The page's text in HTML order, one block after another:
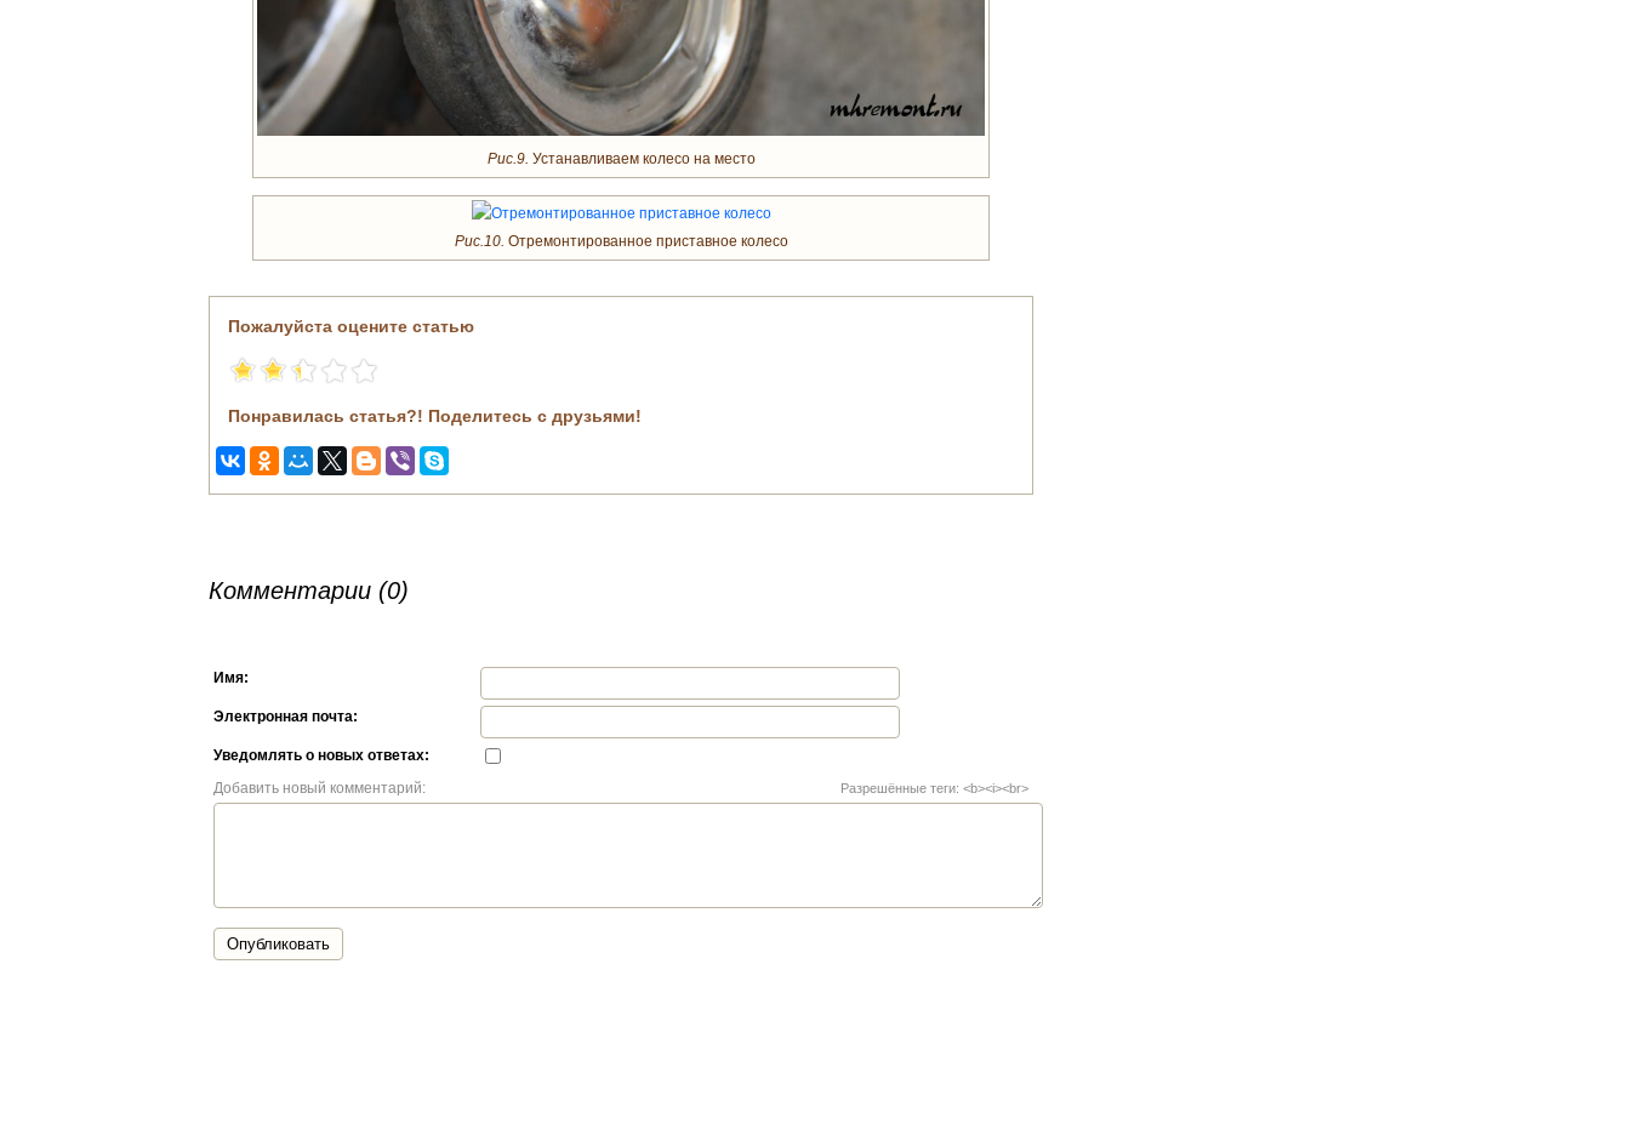
Рис.9. Устанавливаем колесо на место
Рис.10. Отремонтированное приставное колесо
Пожалуйста оцените статью
Понравилась статья?! Поделитесь с друзьями!
Комментарии (0)
Имя:
Электронная почта:
Уведомлять о новых ответах:
Разрешённые теги: <b><i><br>
Добавить новый комментарий:
Опубликовать